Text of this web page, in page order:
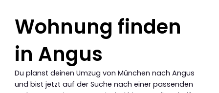
Wohnung finden
in Angus
Du planst deinen Umzug von München nach Angus
und bist jetzt auf der Suche nach einer passenden